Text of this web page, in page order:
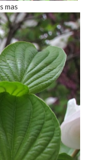
mas